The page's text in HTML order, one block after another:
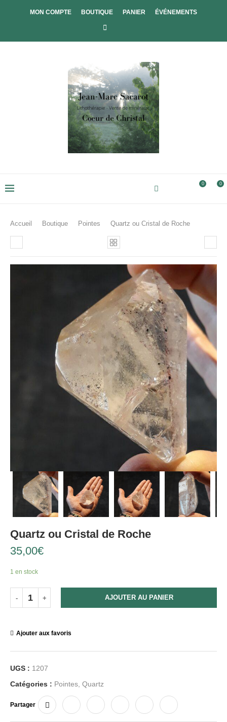
MON COMPTE BOUTIQUE PANIER ÉVÉNEMENTS
0 0
Accueil Boutique Pointes Quartz ou Cristal de Roche
Quartz ou Cristal de Roche
35,00€
1 en stock
AJOUTER AU PANIER
Ajouter aux favoris
UGS : 1207
Catégories : Pointes Quartz
Partager